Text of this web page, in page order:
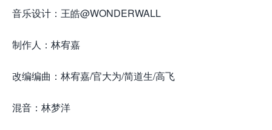
音乐设计：王皓@WONDERWALL
制作人：林宥嘉
改编编曲：林宥嘉/官大为/简道生/高飞
混音：林梦洋